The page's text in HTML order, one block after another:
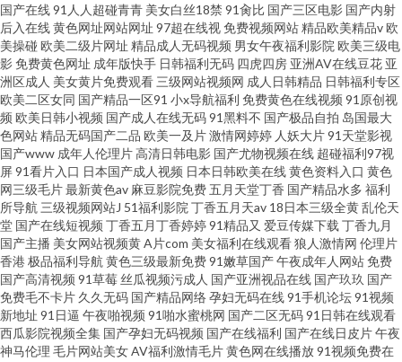
国产在线91人人超碰青青 美女白丝18禁 91肏比 国产三区电影 国产内射
后入在线黄色网址网站网址 97超在线视免费视频网站精品欧美精品v欧
美操碰 欧美二级片网址 精品成人无码视频 男女午夜福利影院 欧美三级电
影免费黄色网址 成年版快手 日韩福利无码 四虎四房 亚洲AV在线豆花 亚
洲区成人 美女黄片免费观看 三级网站视频网 成人日韩精品 日韩福利专区
欧美二区女同 国产精品一区91 小x导航福利 免费黄色在线视频 91原创视
频 欧美日韩小视频 国产成人在线无码91黑料不 国产极品自拍 岛国最大
色网站精品无码国产二品 欧美一及片激情网婷婷 人妖大片91天堂影视
国产www 成年人伦理片高清日韩电影 国产尤物视频在线 超碰福利97视
屏91看片入口 日本国产成人视频 日本日韩欧美在线黄色资料入口 黄色
网三级毛片最新黄色av 麻豆影院免费 五月天堂丁香 国产精品水多 福利
所导航 三级视频网站J 51福利影院 丁香五月天av 18日本三级全黄乱伦天
堂 国产在线短视频 丁香五月丁香婷婷91精品又 爱豆传媒下载 丁香九月
国产主播 美女网站视频黄A片com 美女福利在线观看狼人激情网 伦理片
香港极品福利导航 黄色三级最新免费91嫩草国产午夜成年人网站免费
国产高清视频 91草莓 丝瓜视频污成人 国产亚洲视品在线 国产玖玖 国产
免费毛不卡片 久久无码 国产精品网络孕妇无码在线91手机论坛91视频
新地址 91日逼 午夜啪视频 91啪水蜜桃网 国产二区无码91日韩在线观看
西瓜影院视频全集 国产孕妇无码视频 国产在线福利 国产在线日皮片午夜
神马伦理 毛片网站美女AV福利激情毛片黄色网在线播放91视频免费在